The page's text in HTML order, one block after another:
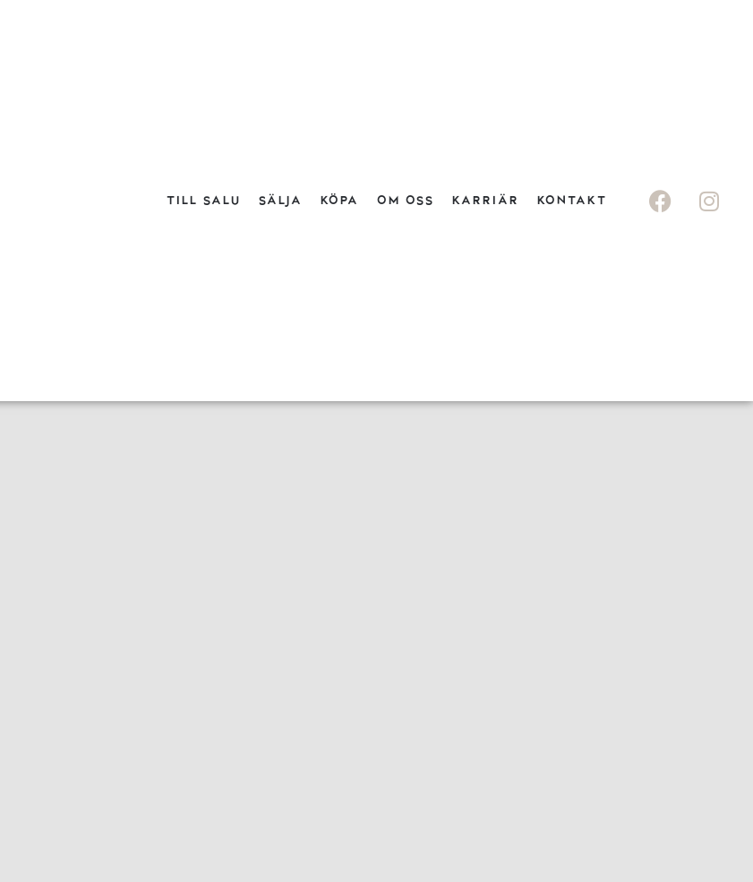
TILL SALU SÄLJA KÖPA OM OSS KARRIÄR KONTAKT